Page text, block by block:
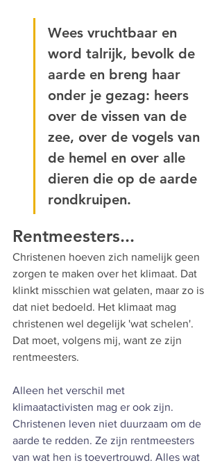
Wees vruchtbaar en
word talrijk, bevolk de
aarde en breng haar
onder je gezag: heers
over de vissen van de
zee, over de vogels van
de hemel en over alle
dieren die op de aarde
rondkruipen.
Rentmeesters...
Christenen hoeven zich namelijk geen
zorgen te maken over het klimaat. Dat
klinkt misschien wat gelaten, maar zo is
dat niet bedoeld. Het klimaat mag
christenen wel degelijk 'wat schelen'.
Dat moet, volgens mij, want ze zijn
rentmeesters.
Alleen het verschil met
klimaatactivisten mag er ook zijn.
Christenen leven niet duurzaam om de
aarde te redden. Ze zijn rentmeesters
van wat hen is toevertrouwd. Alles wat